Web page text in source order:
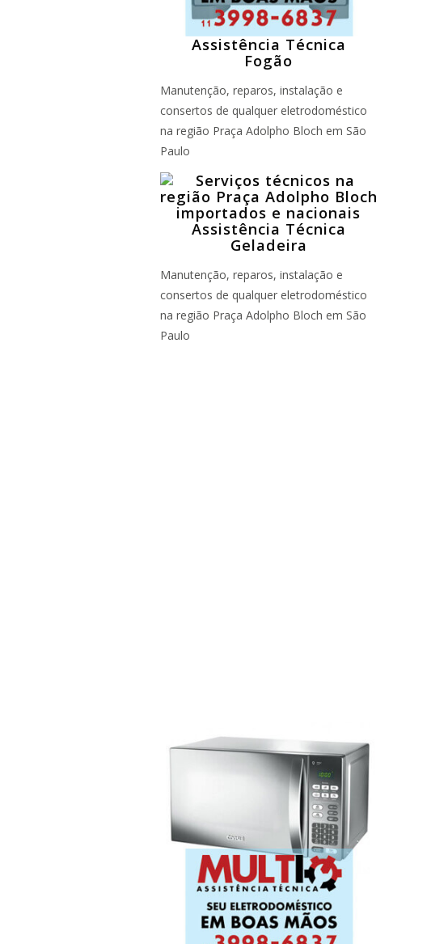
Assistência Técnica
Fogão
Manutenção, reparos, instalação e
consertos de qualquer eletrodoméstico
na região Praça Adolpho Bloch em São
Paulo
Assistência Técnica
Geladeira
Manutenção, reparos, instalação e
consertos de qualquer eletrodoméstico
na região Praça Adolpho Bloch em São
Paulo